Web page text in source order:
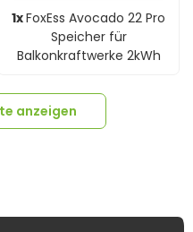
1xFoxEss Avocado 22 Pro
Speicher für
Balkonkraftwerke 2kWh
anzeigen